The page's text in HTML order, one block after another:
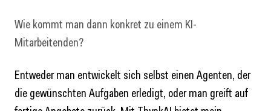
Wie kommt man dann konkret zu einem KI-
Mitarbeitenden?
Entweder man entwickelt sich selbst einen Agenten, der
die gewünschten Aufgaben erledigt, oder man greift auf